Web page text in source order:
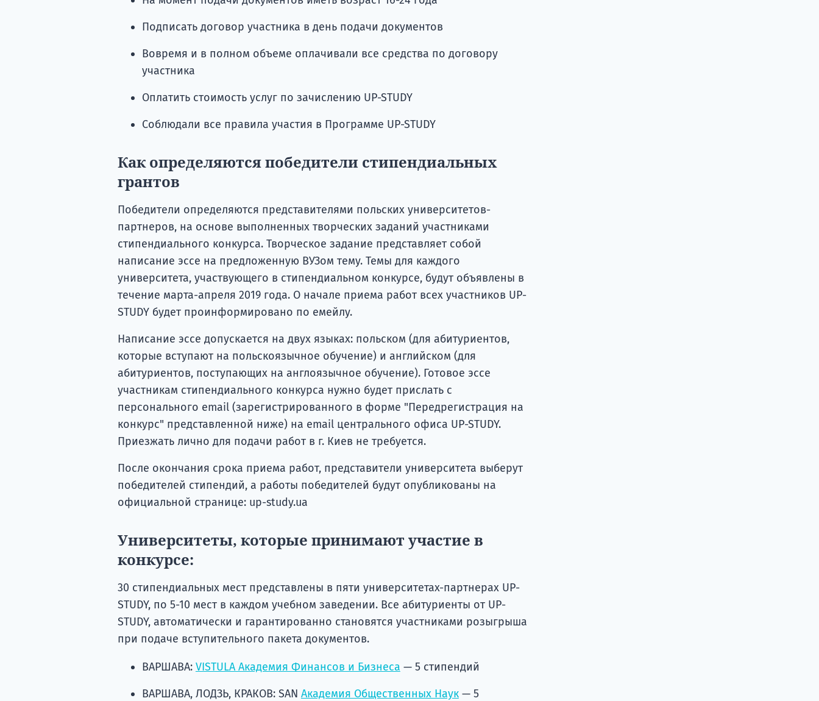
Подписать договор участника в день подачи документов
Вовремя и в полном объеме оплачивали все средства по договору
участника
Оплатить стоимость услуг по зачислению UP-STUDY
Соблюдали все правила участия в Программе UP-STUDY
Как определяются победители стипендиальных
грантов
Победители определяются представителями польских университетов-
партнеров, на основе выполненных творческих заданий участниками
стипендиального конкурса. Творческое задание представляет собой
написание эссе на предложенную ВУЗом тему. Темы для каждого
университета, участвующего в стипендиальном конкурсе, будут объявлены в
течение марта-апреля 2019 года. О начале приема работ всех участников UP-
STUDY будет проинформировано по емейлу.
Написание эссе допускается на двух языках: польском (для абитуриентов,
которые вступают на польскоязычное обучение) и английском (для
абитуриентов, поступающих на англоязычное обучение). Готовое эссе
участникам стипендиального конкурса нужно будет прислать с
персонального email (зарегистрированного в форме "Передрегистрация на
конкурс" представленной ниже) на email центрального офиса UP-STUDY.
Приезжать лично для подачи работ в г. Киев не требуется.
После окончания срока приема работ, представители университета выберут
победителей стипендий, а работы победителей будут опубликованы на
официальной странице: up-study.ua
Университеты, которые принимают участие в
конкурсе:
30 стипендиальных мест представлены в пяти университетах-партнерах UP-
STUDY, по 5-10 мест в каждом учебном заведении. Все абитуриенты от UP-
STUDY, автоматически и гарантированно становятся участниками розыгрыша
при подаче вступительного пакета документов.
ВАРШАВА: VISTULA Академия Финансов и Бизнеса — 5 стипендий
ВАРШАВА, ЛОДЗЬ, КРАКОВ: SAN Академия Общественных Наук— 5